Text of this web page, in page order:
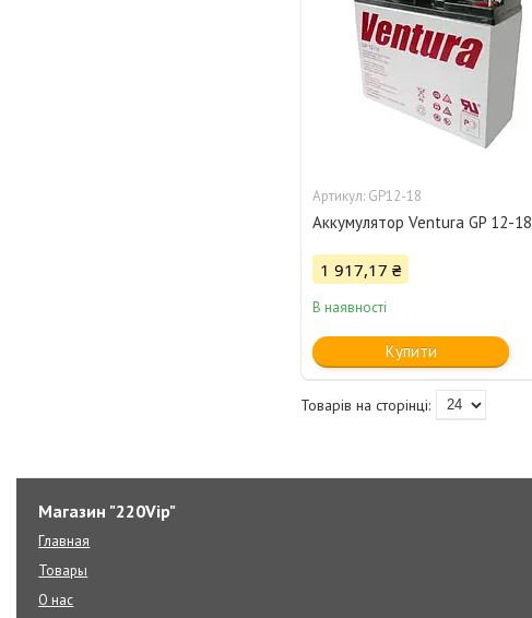
GP12-18
Аккумулятор Ventura GP 12-18
1 917,17 ₴
В наявності
Купити
Магазин "220Vip"
Главная
Товары
О нас